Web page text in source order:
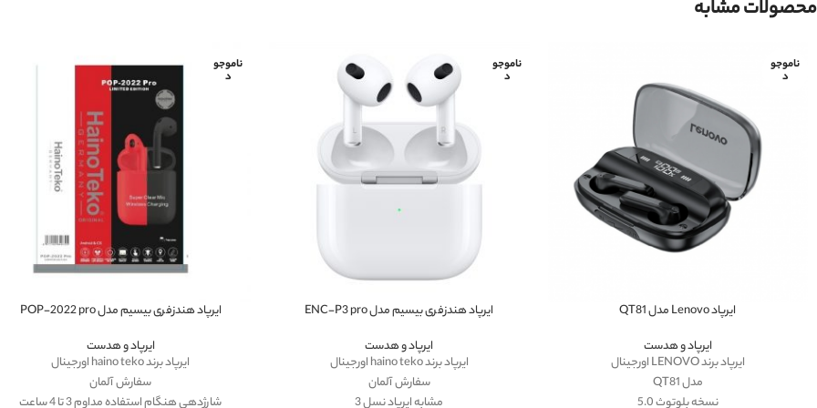
محصولات مشابه
ناموجو
د
ایرپاد Lenovo مدل QT81
ایرپاد و هدست
ایرپاد برند LENOVO اورجینال
مدل QT81
نسخه بلوتوث 5.0
ناموجو
د
ایرپاد هندزفری بیسیم مدل ENC-P3 pro
ایرپاد و هدست
ایرپاد برند haino teko اورجینال
سفارش آلمان
مشابه ایرپاد نسل 3
ناموجو
د
ایرپاد هندزفری بیسیم مدل POP-2022 pro
ایرپاد و هدست
ایرپاد برند haino teko اورجینال
سفارش آلمان
شارژدهی هنگام استفاده مداوم 3 تا 4 ساعت